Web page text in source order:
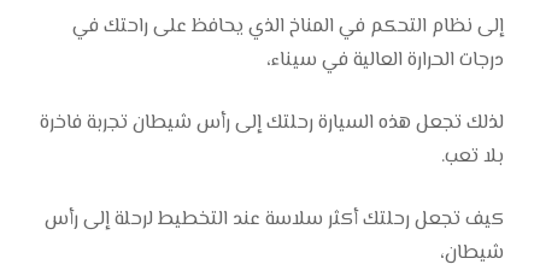
إلى نظام التحكم في المناخ الذي يحافظ على راحتك في
درجات الحرارة العالية في سيناء،
لذلك تجعل هذه السيارة رحلتك إلى رأس شيطان تجربة فاخرة
بلا تعب.
كيف تجعل رحلتك أكثر سلاسة عند التخطيط لرحلة إلى رأس
شيطان،